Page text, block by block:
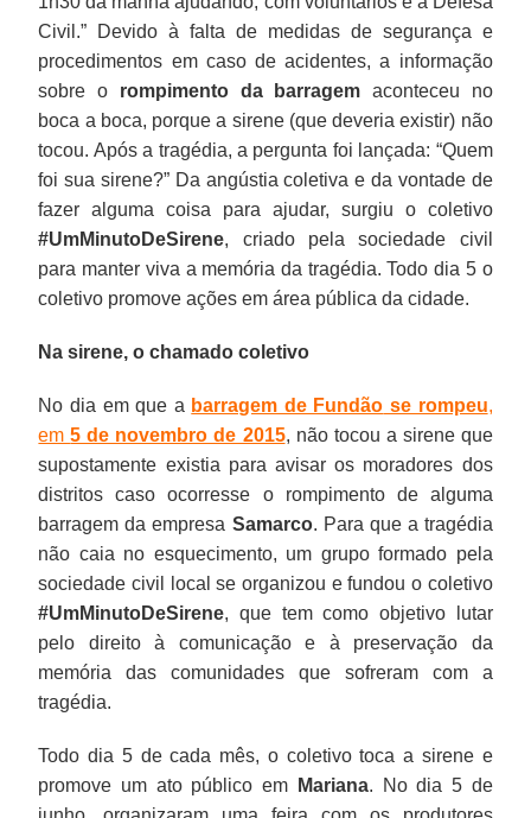
Civil.” Devido à falta de medidas de segurança e
procedimentos em caso de acidentes, a informação
sobre o rompimento da barragem aconteceu no
boca a boca, porque a sirene (que deveria existir) não
tocou. Após a tragédia, a pergunta foi lançada: “Quem
foi sua sirene?” Da angústia coletiva e da vontade de
fazer alguma coisa para ajudar, surgiu o coletivo
#UmMinutoDeSirene, criado pela sociedade civil
para manter viva a memória da tragédia. Todo dia 5 o
coletivo promove ações em área pública da cidade.
Na sirene, o chamado coletivo
No dia em que a barragem de Fundão se rompeu,
em5 de novembro de 2015, não tocou a sirene que
supostamente existia para avisar os moradores dos
distritos caso ocorresse o rompimento de alguma
barragem da empresa Samarco. Para que a tragédia
não caia no esquecimento, um grupo formado pela
sociedade civil local se organizou e fundou o coletivo
#UmMinutoDeSirene, que tem como objetivo lutar
pelo direito à comunicação e à preservação da
memória das comunidades que sofreram com a
tragédia.
Todo dia 5 de cada mês, o coletivo toca a sirene e
promove um ato público em
Mariana. No dia 5 de